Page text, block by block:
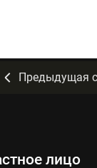
Предыдущая
лицо